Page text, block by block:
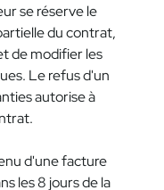
se réserve le
du contrat,
de modifier les
Le refus d'un
autorise à
d'une facture
les 8 jours de la